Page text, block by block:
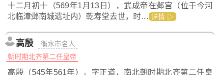
十二月初十（569年1月13日），武成帝在邺宫（位于今河
北临漳邺南城遗址内）乾寿堂去世，时… 详情 ▷
高殷
衡水市名人
朝时期北齐第二任皇帝
高殷（545年561年），字正道，南北朝时期北齐第二任皇